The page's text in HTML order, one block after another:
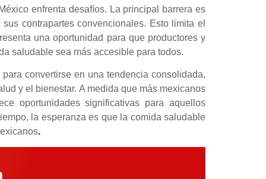
enfrenta desafíos. La principal barrera es
contrapartes convencionales. Esto limita el
una oportunidad para que productores y
saludable sea más accesible para todos.
convertirse en una tendencia consolidada,
y el bienestar. A medida que más mexicanos
oportunidades significativas para aquellos
la esperanza es que la comida saludable
.